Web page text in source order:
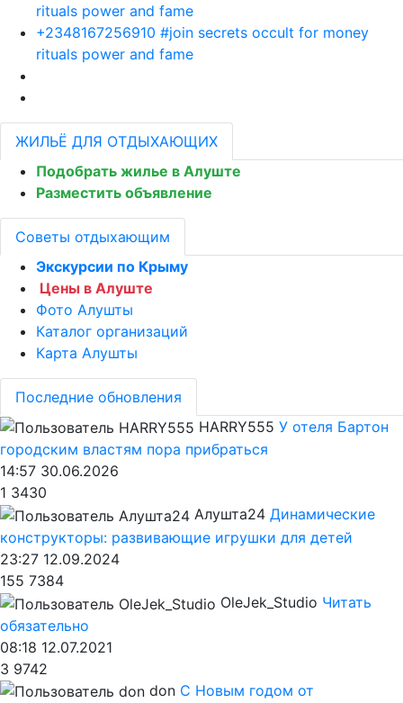
rituals power and fame
+2348167256910 #join secrets occult for money
rituals power and fame
ЖИЛЬЁ ДЛЯ ОТДЫХАЮЩИХ
Подобрать жилье в Алуште
Разместить объявление
Советы отдыхающим
Экскурсии по Крыму
Цены в Алуште
Фото Алушты
Каталог организаций
Карта Алушты
Последние обновления
HARRY555 У отеля Бартон
городским властям пора прибраться
14:57 30.06.2026
1 3430
Алушта24 Динамические
конструкторы: развивающие игрушки для детей
23:27 12.09.2024
155 7384
OleJek_Studio Читать
обязательно
08:18 12.07.2021
3 9742
don С Новым годом от